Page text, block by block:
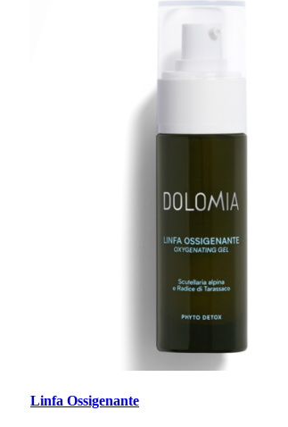
Linfa Ossigenante